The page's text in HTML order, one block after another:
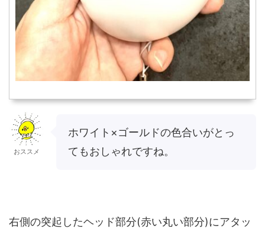
おススメ
ホワイト×ゴールドの色合いがとっ
てもおしゃれですね。
右側の突起したヘッド部分(赤い丸い部分)にアタッ